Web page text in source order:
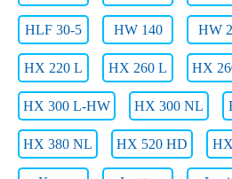
HLF 30-5 HW 140 HW
HX 220 L HX 260 L HX
HX 300 L-HW HX 300 NL
HX 380 NL HX 520 HD